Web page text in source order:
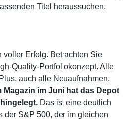
Titel heraussuchen.
voller Erfolg. Betrachten Sie
Quality-Portfoliokonzept. Alle
auch alle Neuaufnahmen.
Magazin im Juni hat das Depot
Das ist eine deutlich
der S&P 500, der im gleichen